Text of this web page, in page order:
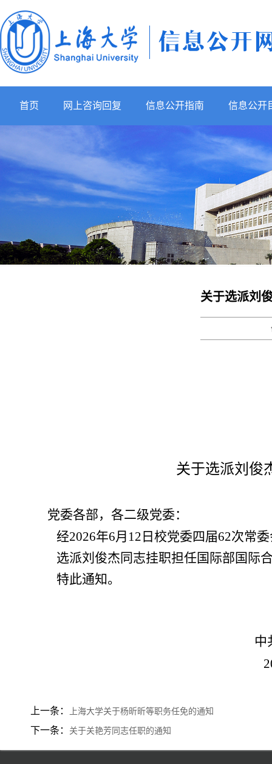
首页 网上咨询回复 信息公开指南 信息公开
关于选派刘
关于选派刘俊
党委各部，各二级党委：
经2026年6月12日校党委四届62次常
选派刘俊杰同志挂职担任国际部国际
特此通知。
中共
上一条： 上海大学关于杨昕昕等职务任免的通知
下一条： 关于关艳芳同志任职的通知